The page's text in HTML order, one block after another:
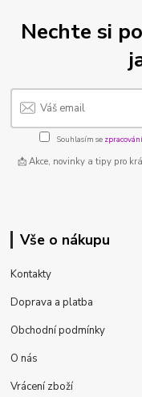
Nechte si
Souhlasím se
📩 Akce, novinky a tipy pro
Vše o nákupu
Kontakty
Doprava a platba
Obchodní podmínky
O nás
Vrácení zboží